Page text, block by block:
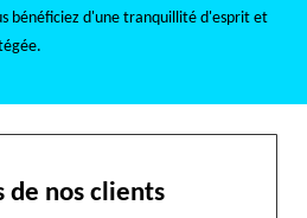
bénéficiez d'une tranquillité d'esprit et
de nos clients